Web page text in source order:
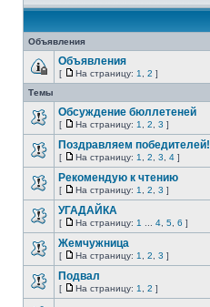
Объявления
Объявления
[ На страницу: 1 2 ]
Темы
Обсуждение бюллетеней
[ На страницу: 1 2 3 ]
Поздравляем победителей!
[ На страницу: 1 2 3 4 ]
Рекомендую к чтению
[ На страницу: 1 2 3 ]
УГАДАЙКА
[ На страницу: 1 4 5 6 ]
Жемчужница
[ На страницу: 1 2 3 ]
Подвал
[ На страницу: 1 2 ]